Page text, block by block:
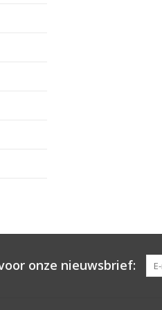
onze nieuwsbrief: